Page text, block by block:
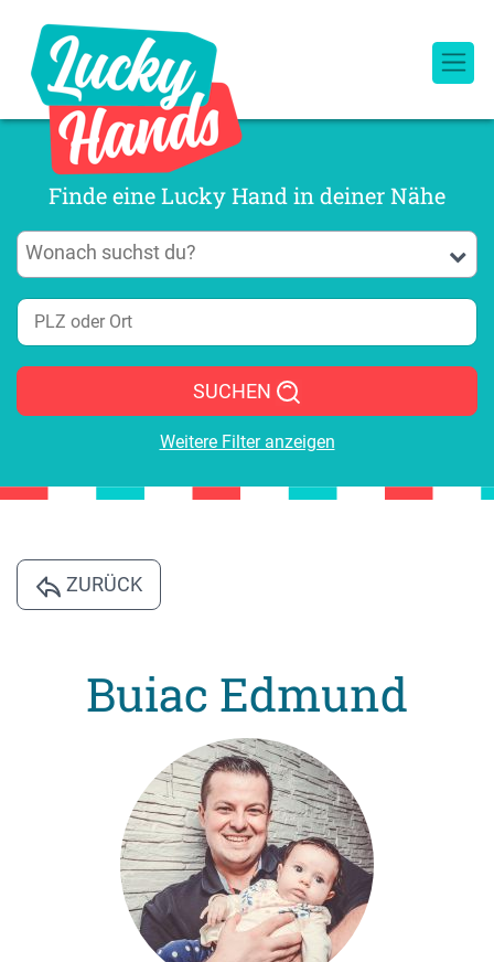
Finde eine Lucky Hand in deiner Nähe
SUCHEN
Weitere Filter anzeigen
ZURÜCK
Buiac Edmund